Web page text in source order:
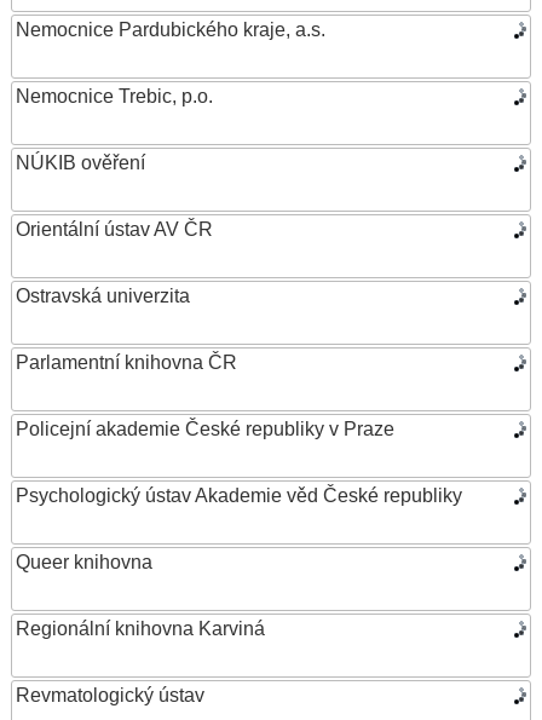
Nemocnice Pardubického kraje, a.s.
Nemocnice Trebic, p.o.
NÚKIB ověření
Orientální ústav AV ČR
Ostravská univerzita
Parlamentní knihovna ČR
Policejní akademie České republiky v Praze
Psychologický ústav Akademie věd České republiky
Queer knihovna
Regionální knihovna Karviná
Revmatologický ústav